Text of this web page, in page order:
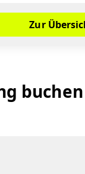
Zur
buchen